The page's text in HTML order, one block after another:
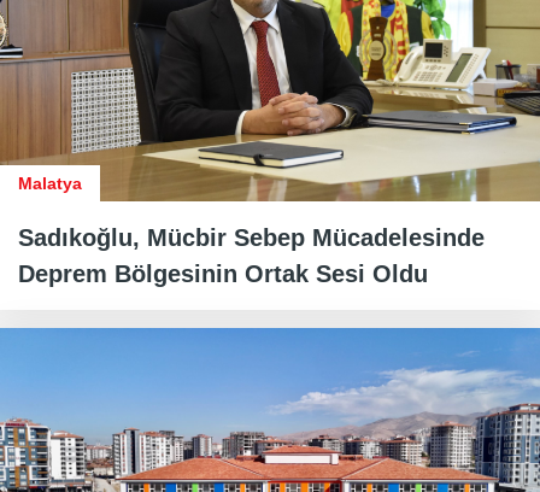
Malatya
Sadıkoğlu, Mücbir Sebep Mücadelesinde
Deprem Bölgesinin Ortak Sesi Oldu